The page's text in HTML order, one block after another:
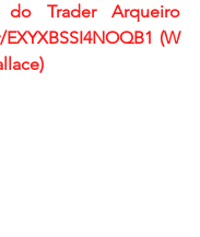
do Trader Arqueiro
(W